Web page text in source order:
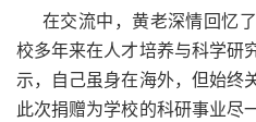
在交流中，黄老深情回忆
校多年来在人才培养与科学研
示，自己虽身在海外，但始终
此次捐赠为学校的科研事业尽